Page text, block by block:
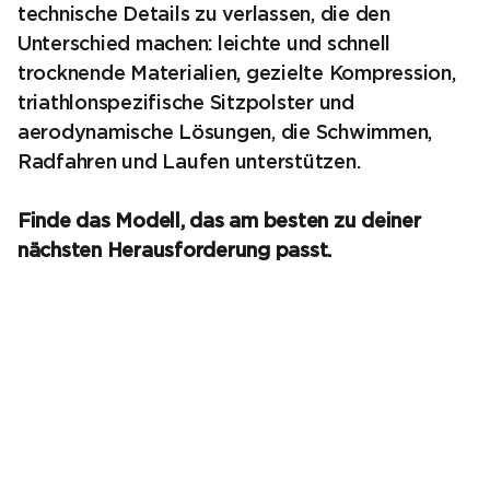
technische Details zu verlassen, die den
Unterschied machen: leichte und schnell
trocknende Materialien, gezielte Kompression,
triathlonspezifische Sitzpolster und
aerodynamische Lösungen, die Schwimmen,
Radfahren und Laufen unterstützen.
Finde das Modell, das am besten zu deiner
nächsten Herausforderung passt.